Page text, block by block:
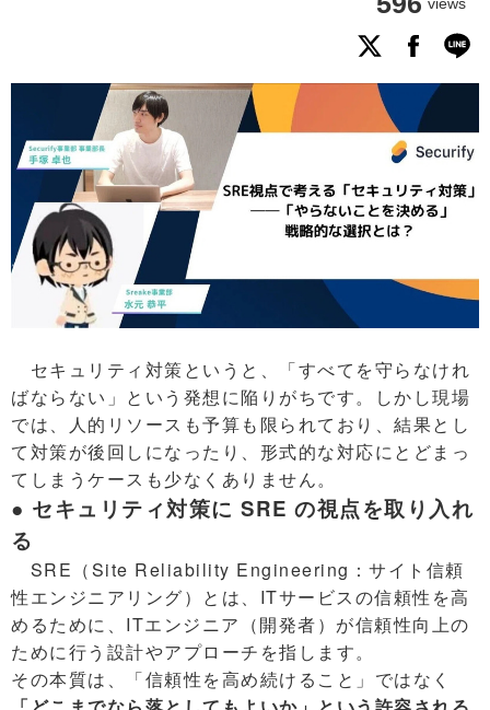
セキュリティ対策というと、「すべてを守らなけれ
ばならない」という発想に陥りがちです。しかし現場
では、人的リソースも予算も限られており、結果とし
て対策が後回しになったり、形式的な対応にとどまっ
てしまうケースも少なくありません。
● セキュリティ対策に SRE の視点を取り入れ
る
SRE（Site Reliability Engineering：サイト信頼
性エンジニアリング）とは、ITサービスの信頼性を高
めるために、ITエンジニア（開発者）が信頼性向上の
ために行う設計やアプローチを指します。
その本質は、「信頼性を高め続けること」ではなく